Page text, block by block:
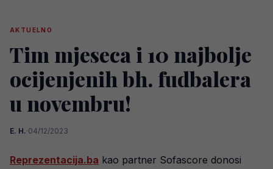
AKTUELNO
Tim mjeseca i 10 najbolje
ocijenjenih bh. fudbalera
u novembru!
E. H.·04/12/2023
Reprezentacija.ba kao partner Sofascore donosi